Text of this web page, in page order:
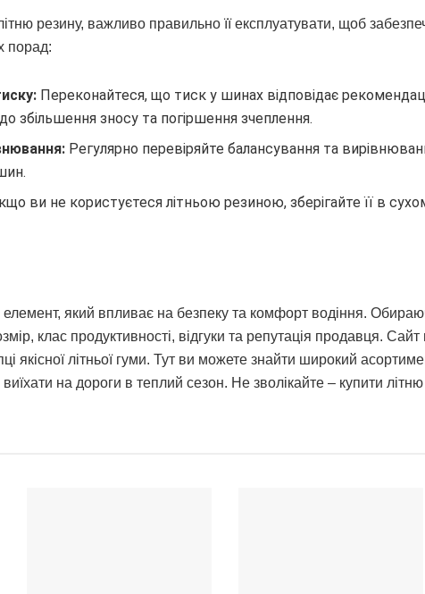
резину, важливо правильно її експлуатувати, щоб
порад:
Переконайтеся, що тиск у шинах відповідає
збільшення зносу та погіршення зчеплення.
Регулярно перевіряйте балансування та
ви не користуєтеся літньою резиною, зберігайте її в
який впливає на безпеку та комфорт водіння.
клас продуктивності, відгуки та репутація продавця. Сайт
якісної літньої гуми. Тут ви можете знайти широкий
на дороги в теплий сезон. Не зволікайте – купити